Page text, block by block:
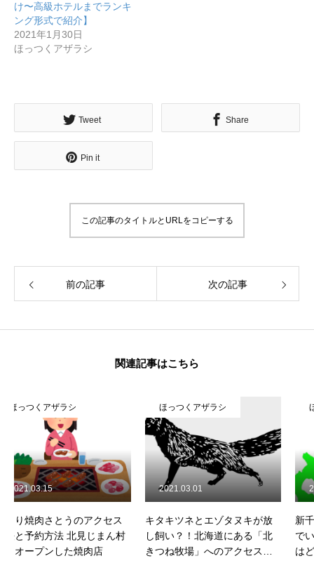
け〜高級ホテルまでランキ
ング形式で紹介】
2021年1月30日
ほっつくアザラシ
Tweet Share
Pin it
この記事のタイトルとURLをコピーする
前の記事 次の記事
関連記事はこちら
ほっつくアザラシ
キタキツネとエゾタヌキが放
し飼い？！北海道にある「北
きつね牧場」へのアクセス方
2021.03.01
ほっつくアザラシ
新千歳空港から女満別空港ま
でいくのにかかる時間、お金
はどのくらい？
2021.01.22